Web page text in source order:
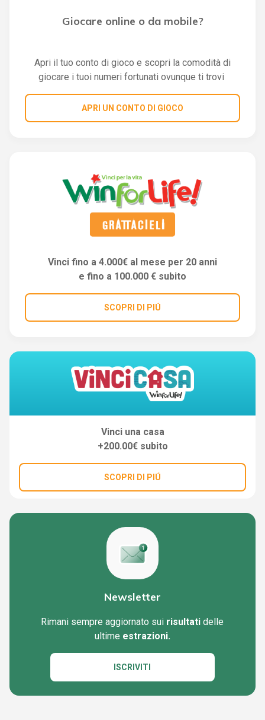
Giocare online o da mobile?
Apri il tuo conto di gioco e scopri la comodità di
giocare i tuoi numeri fortunati ovunque ti trovi
APRI UN CONTO DI GIOCO
Vinci fino a 4.000€ al mese per 20 anni
e fino a 100.000 € subito
SCOPRI DI PIÚ
Vinci una casa
+200.00€ subito
SCOPRI DI PIÚ
Newsletter
Rimani sempre aggiornato sui risultati delle
ultime estrazioni.
ISCRIVITI